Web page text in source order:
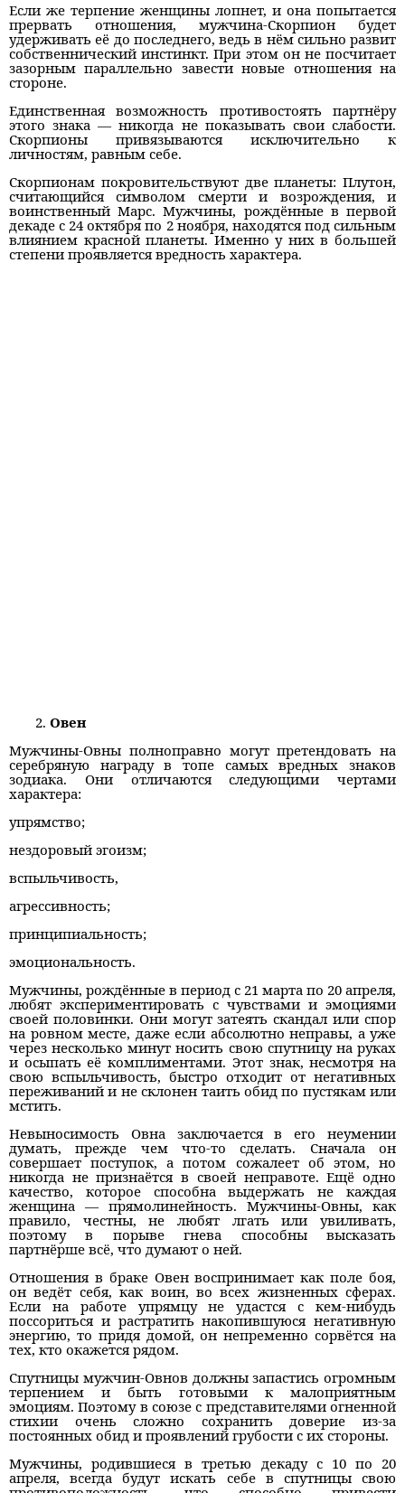
Если же терпение женщины лопнет, и она попытается
прервать отношения, мужчина-Скорпион будет
удерживать её до последнего, ведь в нём сильно развит
собственнический инстинкт. При этом он не посчитает
зазорным параллельно завести новые отношения на
стороне.
Единственная возможность противостоять партнёру
этого знака — никогда не показывать свои слабости.
Скорпионы привязываются исключительно к
личностям, равным себе.
Скорпионам покровительствуют две планеты: Плутон,
считающийся символом смерти и возрождения, и
воинственный Марс. Мужчины, рождённые в первой
декаде с 24 октября по 2 ноября, находятся под сильным
влиянием красной планеты. Именно у них в большей
степени проявляется вредность характера.
Овен
Мужчины-Овны полноправно могут претендовать на
серебряную награду в топе самых вредных знаков
зодиака. Они отличаются следующими чертами
характера:
упрямство;
нездоровый эгоизм;
вспыльчивость,
агрессивность;
принципиальность;
эмоциональность.
Мужчины, рождённые в период с 21 марта по 20 апреля,
любят экспериментировать с чувствами и эмоциями
своей половинки. Они могут затеять скандал или спор
на ровном месте, даже если абсолютно неправы, а уже
через несколько минут носить свою спутницу на руках
и осыпать её комплиментами. Этот знак, несмотря на
свою вспыльчивость, быстро отходит от негативных
переживаний и не склонен таить обид по пустякам или
мстить.
Невыносимость Овна заключается в его неумении
думать, прежде чем что-то сделать. Сначала он
совершает поступок, а потом сожалеет об этом, но
никогда не признаётся в своей неправоте. Ещё одно
качество, которое способна выдержать не каждая
женщина — прямолинейность. Мужчины-Овны, как
правило, честны, не любят лгать или увиливать,
поэтому в порыве гнева способны высказать
партнёрше всё, что думают о ней.
Отношения в браке Овен воспринимает как поле боя,
он ведёт себя, как воин, во всех жизненных сферах.
Если на работе упрямцу не удастся с кем-нибудь
поссориться и растратить накопившуюся негативную
энергию, то придя домой, он непременно сорвётся на
тех, кто окажется рядом.
Спутницы мужчин-Овнов должны запастись огромным
терпением и быть готовыми к малоприятным
эмоциям. Поэтому в союзе с представителями огненной
стихии очень сложно сохранить доверие из-за
постоянных обид и проявлений грубости с их стороны.
Мужчины, родившиеся в третью декаду с 10 по 20
апреля, всегда будут искать себе в спутницы свою